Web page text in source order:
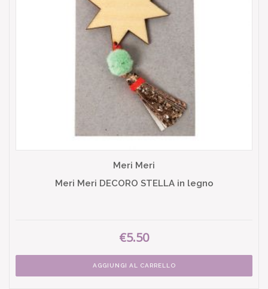
Meri Meri
Meri Meri DECORO STELLA in legno
€5.50
AGGIUNGI AL CARRELLO